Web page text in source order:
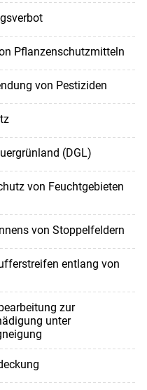
Pflanzenschutzmitteln
von Pestiziden
(DGL)
von Feuchtgebieten
von Stoppelfeldern
entlang von
zur
unter